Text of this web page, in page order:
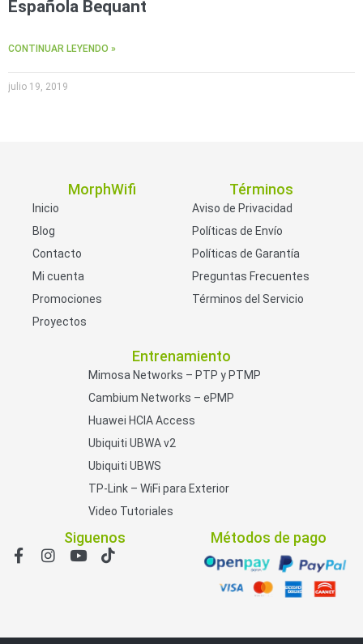
Española Bequant
CONTINUAR LEYENDO »
julio 19, 2019
MorphWifi
Inicio
Blog
Contacto
Mi cuenta
Promociones
Proyectos
Términos
Aviso de Privacidad
Políticas de Envío
Políticas de Garantía
Preguntas Frecuentes
Términos del Servicio
Entrenamiento
Mimosa Networks – PTP y PTMP
Cambium Networks – ePMP
Huawei HCIA Access
Ubiquiti UBWA v2
Ubiquiti UBWS
TP-Link – WiFi para Exterior
Video Tutoriales
Siguenos Métodos de pago